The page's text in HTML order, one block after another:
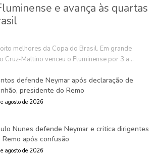
e avança às quartas
melhores da Copa do Brasil. Em grande
Cruz-Maltino venceu o Fluminense por 3 a...
defende Neymar após declaração de
presidente do Remo
agosto de 2026
Nunes defende Neymar e critica dirigentes
Remo após confusão
agosto de 2026